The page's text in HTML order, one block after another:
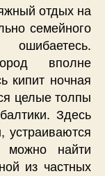
отдых на
семейного
вполне
кипит ночная
целые толпы
Здесь
можно найти
из частных